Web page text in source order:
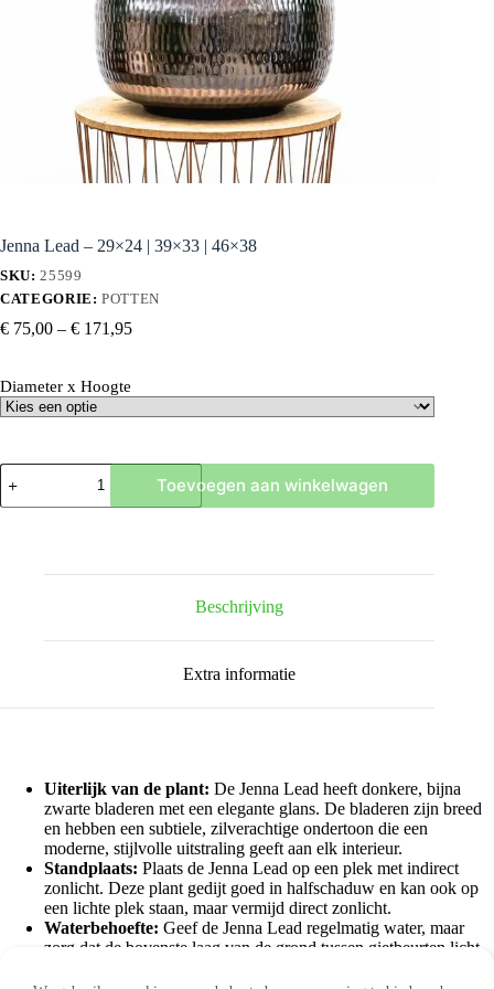
Jenna Lead – 29×24 | 39×33 | 46×38
SKU:25599
CATEGORIE:POTTEN
€ 75,00 – € 171,95Prijsklasse:
Diameter x Hoogte
Jenna
Lead
-
Toevoegen aan winkelwagen
Beschrijving
Extra informatie
Uiterlijk van de plant: De Jenna Lead heeft donkere, bijna
zwarte bladeren met een elegante glans. De bladeren zijn breed
en hebben een subtiele, zilverachtige ondertoon die een
moderne, stijlvolle uitstraling geeft aan elk interieur.
Standplaats: Plaats de Jenna Lead op een plek met indirect
zonlicht. Deze plant gedijt goed in halfschaduw en kan ook op
een lichte plek staan, maar vermijd direct zonlicht.
Waterbehoefte: Geef de Jenna Lead regelmatig water, maar
zorg dat de bovenste laag van de grond tussen gietbeurten licht